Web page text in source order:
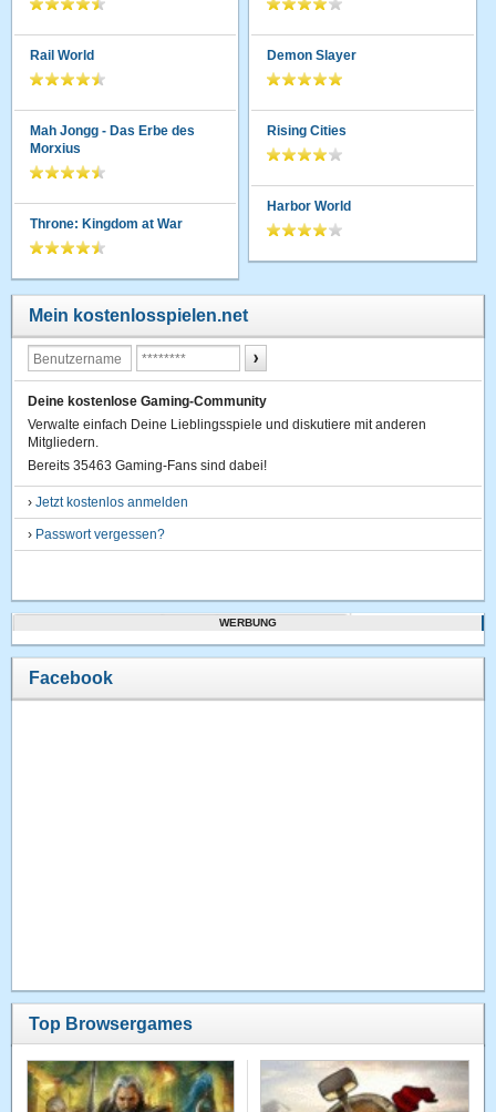
Rail World
Mah Jongg - Das Erbe des
Morxius
Throne: Kingdom at War
Demon Slayer
Rising Cities
Harbor World
Mein kostenlosspielen.net
Deine kostenlose Gaming-Community
Verwalte einfach Deine Lieblingsspiele und diskutiere mit anderen
Mitgliedern.
Bereits 35463 Gaming-Fans sind dabei!
›Jetzt kostenlos anmelden
› Passwort vergessen?
WERBUNG
Facebook
Top Browsergames